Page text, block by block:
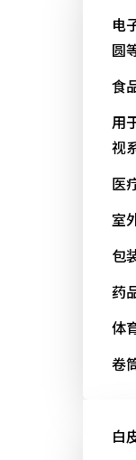
电
圆
食
用
视
医
室
包
药
体
卷
白
多传
备适
能。
型号
Fusion
Go-X
高性
器视
机。